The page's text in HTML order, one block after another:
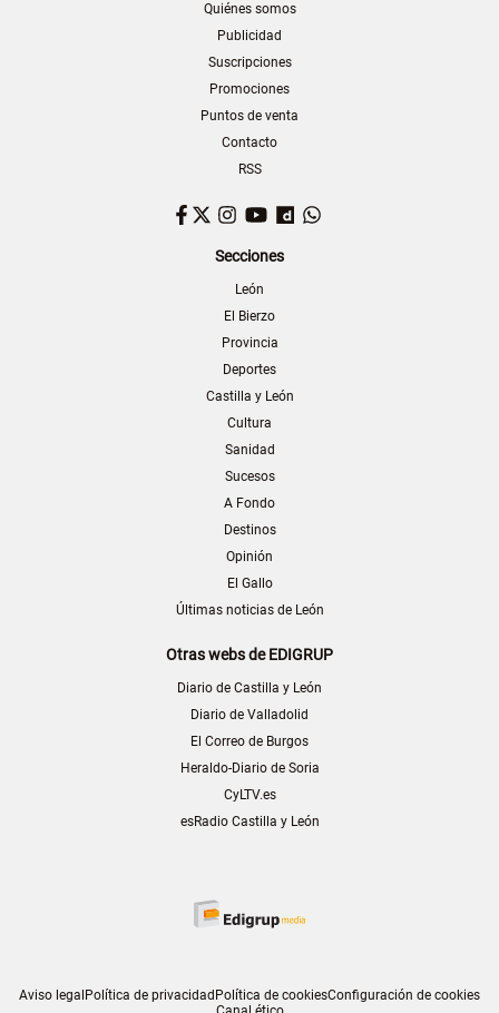
Quiénes somos
Publicidad
Suscripciones
Promociones
Puntos de venta
Contacto
RSS
Facebook
TwitterInstagram
YouTubeDailymotion
Secciones
León
El Bierzo
Provincia
Deportes
Castilla y León
Cultura
Sanidad
Sucesos
A Fondo
Destinos
Opinión
El Gallo
Últimas noticias de León
Otras webs de EDIGRUP
Diario de Castilla y León
Diario de Valladolid
El Correo de Burgos
Heraldo-Diario de Soria
CyLTV.es
esRadio Castilla y León
Aviso legalPolítica de privacidadPolítica de cookiesConfiguración de cookies